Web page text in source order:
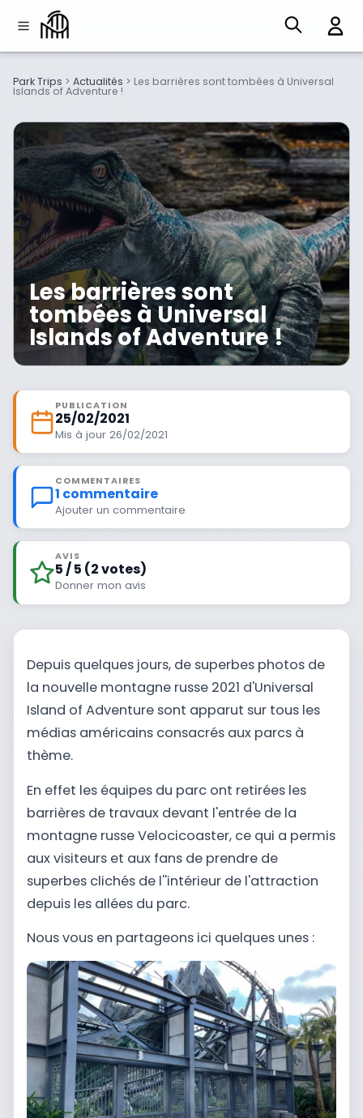
Park Trips > Actualités > Les barrières sont tombées à Universal
Islands of Adventure !
Les barrières sont
tombées à Universal
Islands of Adventure !
PUBLICATION
25/02/2021
Mis à jour 26/02/2021
COMMENTAIRES
1 commentaire
Ajouter un commentaire
AVIS
5 / 5 (2 votes)
Donner mon avis
Depuis quelques jours, de superbes photos de
la nouvelle montagne russe 2021 d'Universal
Island of Adventure sont apparut sur tous les
médias américains consacrés aux parcs à
thème.
En effet les équipes du parc ont retirées les
barrières de travaux devant l'entrée de la
montagne russe Velocicoaster, ce qui a permis
aux visiteurs et aux fans de prendre de
superbes clichés de l''intérieur de l'attraction
depuis les allées du parc.
Nous vous en partageons ici quelques unes :